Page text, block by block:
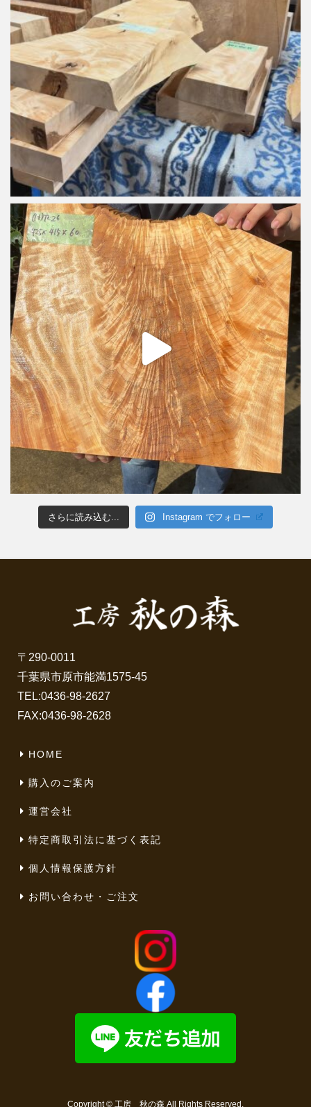
さらに読み込む... Instagram でフォロー
〒290-0011
千葉県市原市能満1575-45
TEL:0436-98-2627
FAX:0436-98-2628
HOME
購入のご案内
運営会社
特定商取引法に基づく表記
個人情報保護方針
お問い合わせ・ご注文
Copyright © 工房 秋の森 All Rights Reserved.